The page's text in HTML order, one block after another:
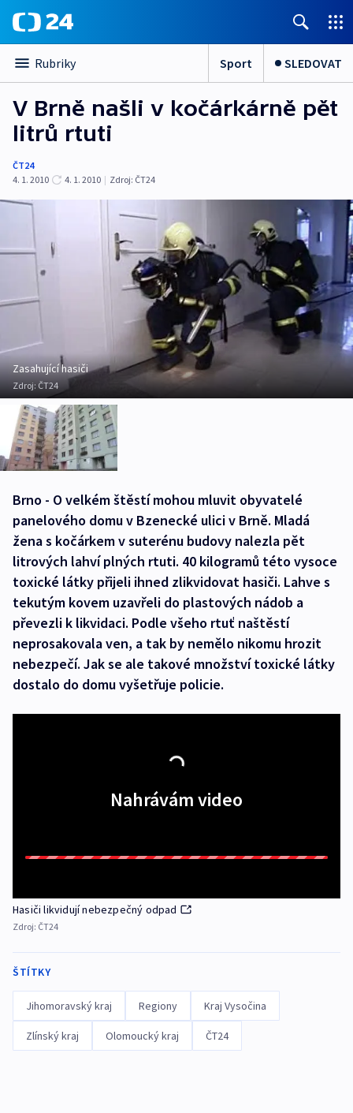
Rubriky Sport SLEDOVAT
V Brně našli v kočárkárně pět
litrů rtuti
ČT24
4. 1. 2010
4. 1. 2010 | Zdroj: ČT24
Zasahující hasiči
Zdroj:ČT24
Brno - O velkém štěstí mohou mluvit obyvatelé
panelového domu v Bzenecké ulici v Brně. Mladá
žena s kočárkem v suterénu budovy nalezla pět
litrových lahví plných rtuti. 40 kilogramů této vysoce
toxické látky přijeli ihned zlikvidovat hasiči. Lahve s
tekutým kovem uzavřeli do plastových nádob a
převezli k likvidaci. Podle všeho rtuť naštěstí
neprosakovala ven, a tak by nemělo nikomu hrozit
nebezpečí. Jak se ale takové množství toxické látky
dostalo do domu vyšetřuje policie.
Nahrávám video
Hasiči likvidují nebezpečný odpad
Zdroj: ČT24
ŠTÍTKY
Jihomoravský kraj Regiony Kraj Vysočina
Zlínský kraj Olomoucký kraj ČT24